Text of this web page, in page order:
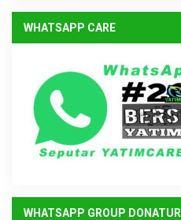
WHATSAPP CARE
WHATSAPP GROUP DONATUR